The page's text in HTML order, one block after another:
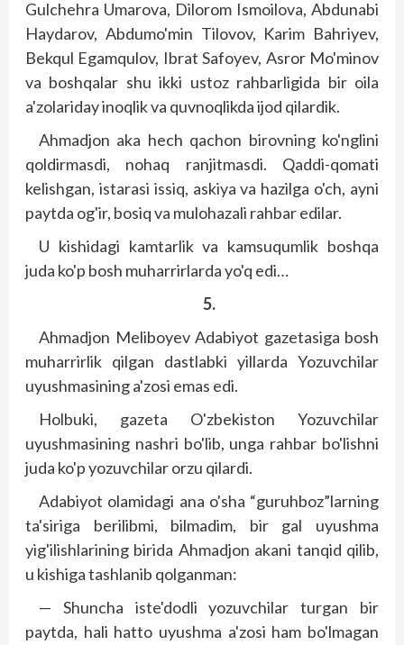
Gulchehra Umarova, Dilorom Ismoilova, Abdunabi
Haydarov, Abdumo'min Tilovov, Karim Bahriyev,
Bekqul Egamqulov, Ibrat Safoyev, Asror Mo'minov
va boshqalar shu ikki ustoz rahbarligida bir oila
a'zolariday inoqlik va quvnoqlikda ijod qilardik.
Ahmadjon aka hech qachon birovning ko'nglini
qoldirmasdi, nohaq ranjitmasdi. Qaddi-qomati
kelishgan, istarasi issiq, askiya va hazilga o'ch, ayni
paytda og'ir, bosiq va mulohazali rahbar edilar.
U kishidagi kamtarlik va kamsuqumlik boshqa
juda ko'p bosh muharrirlarda yo'q edi…
5.
Ahmadjon Meliboyev Adabiyot gazetasiga bosh
muharrirlik qilgan dastlabki yillarda Yozuvchilar
uyushmasining a'zosi emas edi.
Holbuki, gazeta O'zbekiston Yozuvchilar
uyushmasining nashri bo'lib, unga rahbar bo'lishni
juda ko'p yozuvchilar orzu qilardi.
Adabiyot olamidagi ana o'sha “guruhboz”larning
ta'siriga berilibmi, bilmadim, bir gal uyushma
yig'ilishlarining birida Ahmadjon akani tanqid qilib,
u kishiga tashlanib qolganman:
— Shuncha iste'dodli yozuvchilar turgan bir
paytda, hali hatto uyushma a'zosi ham bo'lmagan